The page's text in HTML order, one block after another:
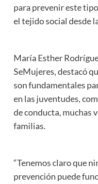
para prevenir este
el tejido social desde
María Esther
SeMujeres, destacó
son fundamentales
en las juventudes,
de conducta, muchas
familias.
“Tenemos claro que
prevención puede